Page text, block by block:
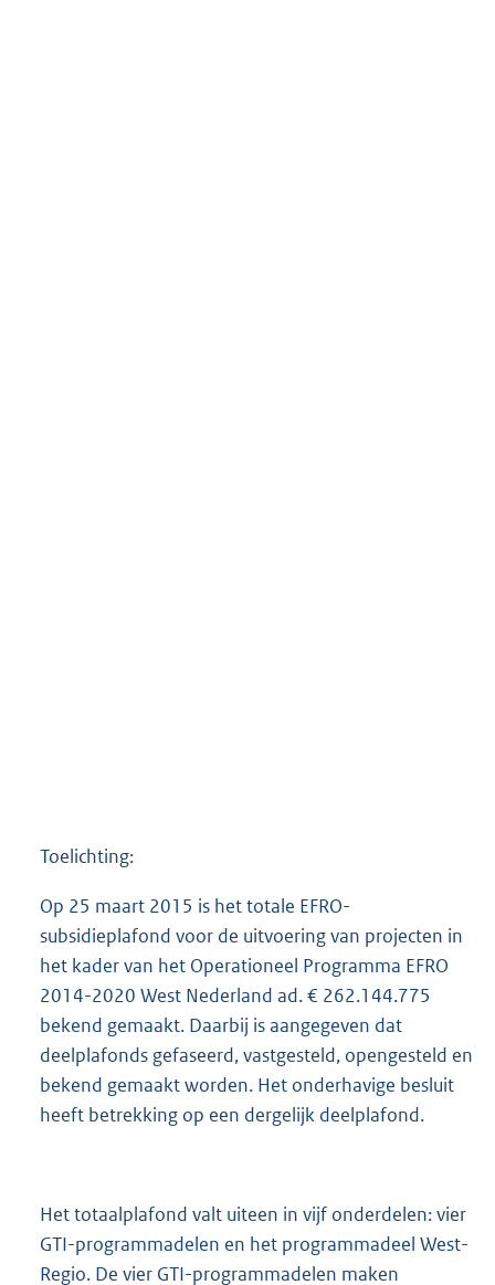
Toelichting:
Op 25 maart 2015 is het totale EFRO-
subsidieplafond voor de uitvoering van projecten in
het kader van het Operationeel Programma EFRO
2014-2020 West Nederland ad. € 262.144.775
bekend gemaakt. Daarbij is aangegeven dat
deelplafonds gefaseerd, vastgesteld, opengesteld en
bekend gemaakt worden. Het onderhavige besluit
heeft betrekking op een dergelijk deelplafond.
Het totaalplafond valt uiteen in vijf onderdelen: vier
GTI-programmadelen en het programmadeel West-
Regio. De vier GTI-programmadelen maken